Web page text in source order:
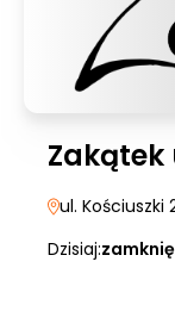
ul. Kościuszki
Dzisiaj: